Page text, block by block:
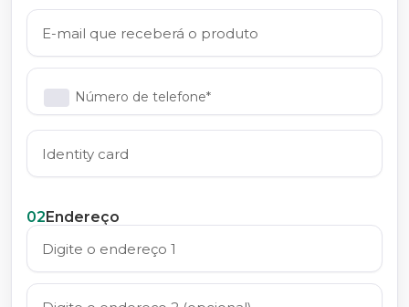
Número de telefone*
02Endereço